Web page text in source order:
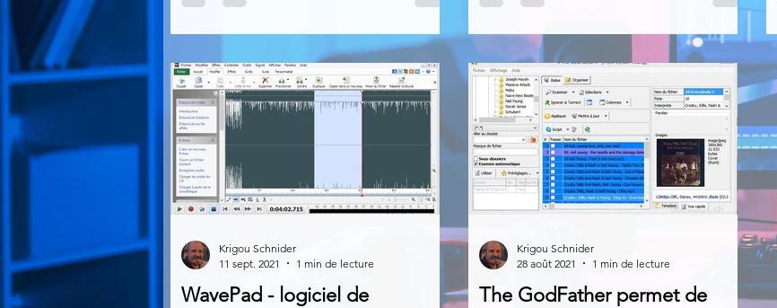
WavePad - logiciel de
Krigou Schnider
11 sept. 2021
1 min de lecture
The GodFather permet de
Krigou Schnider
28 août 2021
1 min de lecture